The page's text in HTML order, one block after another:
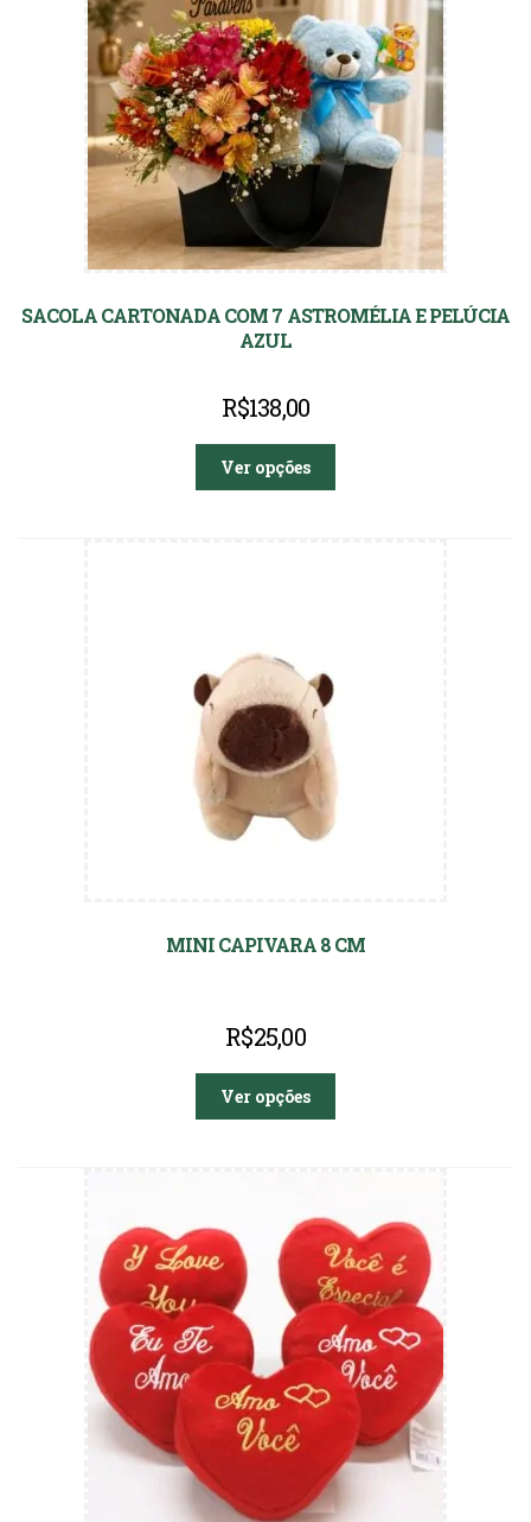
SACOLA CARTONADA COM 7 ASTROMÉLIA E PELÚCIA
AZUL
R$138,00
Ver opções
MINI CAPIVARA 8 CM
R$25,00
Ver opções